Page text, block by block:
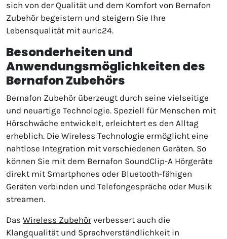
sich von der Qualität und dem Komfort von Bernafon
Zubehör begeistern und steigern Sie Ihre
Lebensqualität mit auric24.
Besonderheiten und
Anwendungsmöglichkeiten des
Bernafon Zubehörs
Bernafon Zubehör überzeugt durch seine vielseitige
und neuartige Technologie. Speziell für Menschen mit
Hörschwäche entwickelt, erleichtert es den Alltag
erheblich. Die Wireless Technologie ermöglicht eine
nahtlose Integration mit verschiedenen Geräten. So
können Sie mit dem Bernafon SoundClip-A Hörgeräte
direkt mit Smartphones oder Bluetooth-fähigen
Geräten verbinden und Telefongespräche oder Musik
streamen.
Das Wireless Zubehörverbessert auch die
Klangqualität und Sprachverständlichkeit in